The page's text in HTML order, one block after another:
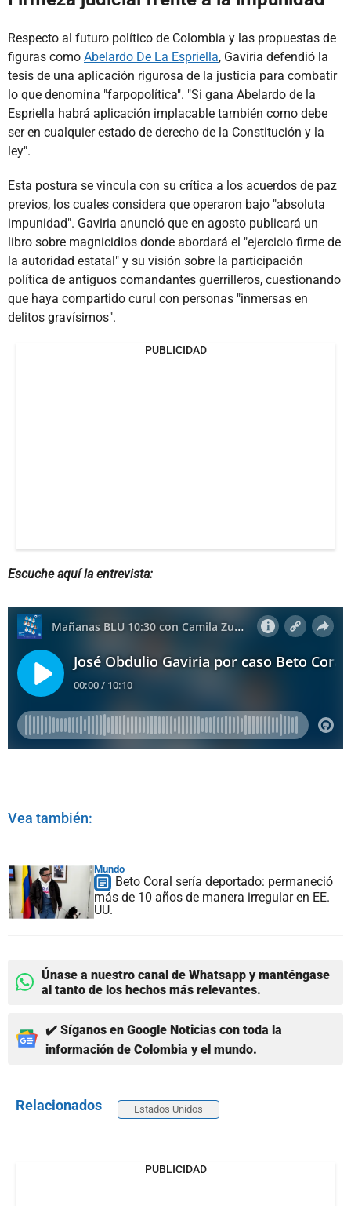
Respecto al futuro político de Colombia y las propuestas de
figuras como Abelardo De La Espriella, Gaviria defendió la
tesis de una aplicación rigurosa de la justicia para combatir
lo que denomina "farpopolítica". "Si gana Abelardo de la
Espriella habrá aplicación implacable también como debe
ser en cualquier estado de derecho de la Constitución y la
ley".
Esta postura se vincula con su crítica a los acuerdos de paz
previos, los cuales considera que operaron bajo "absoluta
impunidad". Gaviria anunció que en agosto publicará un
libro sobre magnicidios donde abordará el "ejercicio firme de
la autoridad estatal" y su visión sobre la participación
política de antiguos comandantes guerrilleros, cuestionando
que haya compartido curul con personas "inmersas en
delitos gravísimos".
PUBLICIDAD
Escuche aquí la entrevista:
Vea también:
Mundo
Beto Coral sería deportado: permaneció
más de 10 años de manera irregular en EE.
UU.
Únase a nuestro canal de Whatsapp y manténgase
al tanto de los hechos más relevantes.
✔️ Síganos en Google Noticias con toda la
información de Colombia y el mundo.
Relacionados Estados Unidos
PUBLICIDAD